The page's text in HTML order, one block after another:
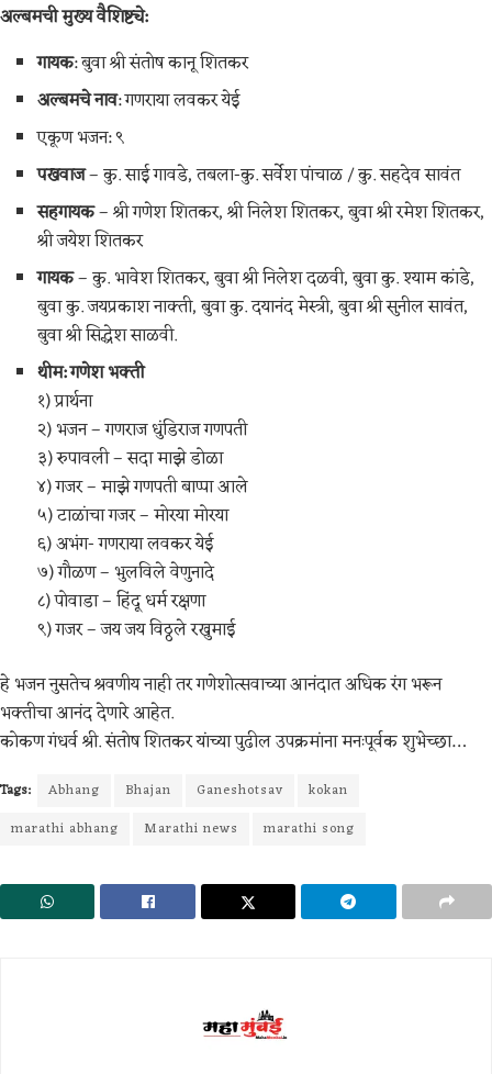
अल्बमची मुख्य वैशिष्ट्ये:
गायक: बुवा श्री संतोष कानू शितकर
अल्बमचे नाव: गणराया लवकर येई
एकूण भजन: ९
पखवाज– कु. साई गावडे, तबला-कु. सर्वेश पांचाळ / कु. सहदेव सावंत
सहगायक– श्री गणेश शितकर, श्री निलेश शितकर, बुवा श्री रमेश शितकर,
श्री जयेश शितकर
गायक– कु. भावेश शितकर, बुवा श्री निलेश दळवी, बुवा कु. श्याम कांडे,
बुवा कु. जयप्रकाश नाक्ती, बुवा कु. दयानंद मेस्त्री, बुवा श्री सुनील सावंत,
बुवा श्री सिद्धेश साळवी.
थीम: गणेश भक्ती
१) प्रार्थना
२) भजन – गणराज धुंडिराज गणपती
३) रुपावली – सदा माझे डोळा
४) गजर – माझे गणपती बाप्पा आले
५) टाळांचा गजर – मोरया मोरया
६) अभंग- गणराया लवकर येई
७) गौळण – भुलविले वेणुनादे
८) पोवाडा – हिंदू धर्म रक्षणा
९) गजर – जय जय विठ्ठले रखुमाई
हे भजन नुसतेच श्रवणीय नाही तर गणेशोत्सवाच्या आनंदात अधिक रंग भरून
भक्तीचा आनंद देणारे आहेत.
कोकण गंधर्व श्री. संतोष शितकर यांच्या पुढील उपक्रमांना मनःपूर्वक शुभेच्छा…
Tags: Abhang Bhajan Ganeshotsav
kokan
marathi abhang
Marathi news marathi song